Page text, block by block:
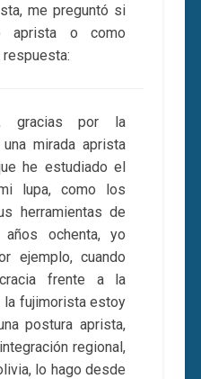
me preguntó si
aprista o como
gracias por la
mirada aprista
he estudiado el
lupa, como los
herramientas de
ochenta, yo
ejemplo, cuando
frente a la
la fujimorista estoy
postura aprista,
regional,
lo hago desde